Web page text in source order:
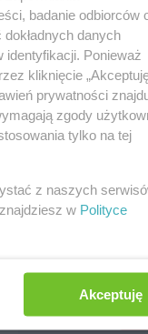
Czy
badanie odbiorców
danych
Ponieważ
kliknięcie
prywatności
zgody
tylko na tej
z naszych
w Polityce
Akceptuję